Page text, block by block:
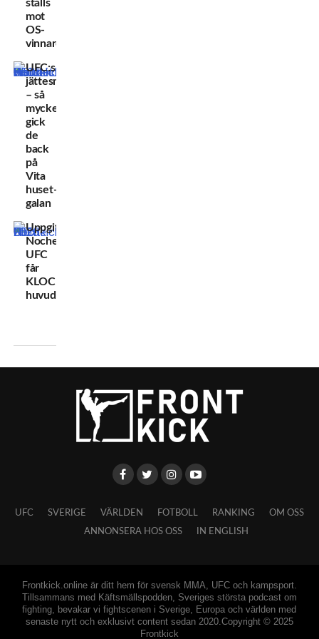
ställs
mot
OS-
vinnare
UFC:s
jättesmäll
– så
mycket
gick
de
back
på
Vita
huset-
galan
Uppgifter:
Noche
UFC
får
KLOCKREN
huvudmatch
UFC SVERIGE VÄRLDEN FOTBOLL RANKING OM OSS
ANNONSERA HOS OSS IN ENGLISH
Frontkick.online är ditt hem för svensk MMA, UFC och kampsport.
Tillsammans med Käftsmällspodden, Sveriges största podcast om
fighting, bevakar vi fightscenen i Sverige, Europa och världen med
senaste nytt och exklusivt content sedan 2020.Copyright © 2025
Frontkick